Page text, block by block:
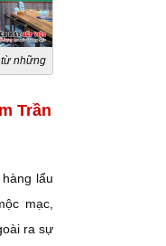
những
Trần
lẩu
mạc,
ra sự